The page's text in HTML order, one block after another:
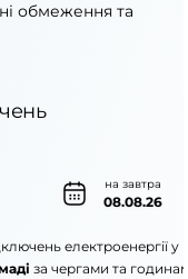
обмеження та
на завтра
08.08.26
електроенергії у
за чергами та